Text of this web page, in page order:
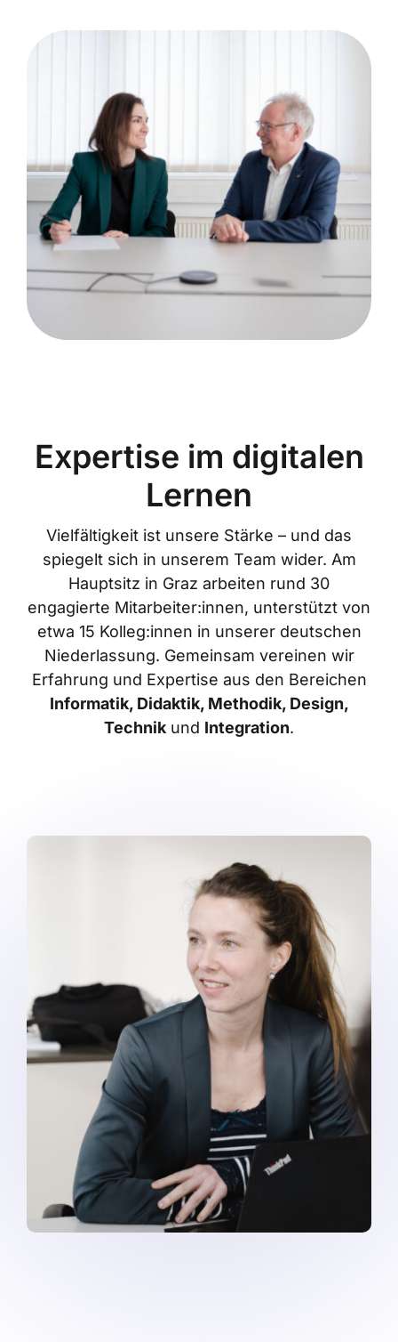
Expertise im digitalen
Lernen
Vielfältigkeit ist unsere Stärke – und das
spiegelt sich in unserem Team wider. Am
Hauptsitz in Graz arbeiten rund 30
engagierte Mitarbeiter:innen, unterstützt von
etwa 15 Kolleg:innen in unserer deutschen
Niederlassung. Gemeinsam vereinen wir
Erfahrung und Expertise aus den Bereichen
Informatik, Didaktik, Methodik, Design,
Technik und Integration.